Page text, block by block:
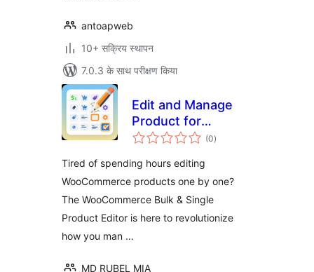
antoapweb
10+ सक्रिय स्थापन
7.0.3 के साथ परीक्षण किया
Edit and Manage
Product for
WooCommerce
(0कुल
दर)
Tired of spending hours editing
WooCommerce products one by one?
The WooCommerce Bulk & Single
Product Editor is here to revolutionize
how you man …
MD RUBEL MIA